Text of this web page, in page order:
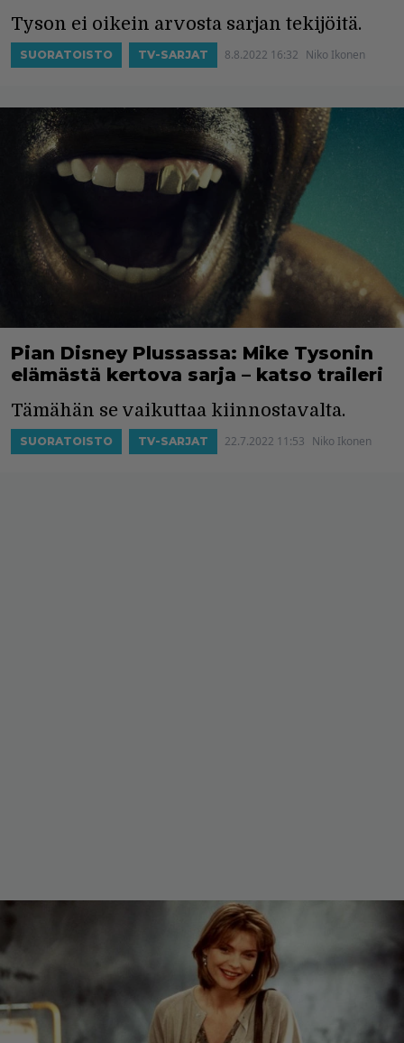
Tyson ei oikein arvosta sarjan tekijöitä.
SUORATOISTO TV-SARJAT 8.8.2022 16:32 Niko Ikonen
Pian Disney Plussassa: Mike Tysonin
elämästä kertova sarja – katso traileri
Tämähän se vaikuttaa kiinnostavalta.
SUORATOISTO TV-SARJAT 22.7.2022 11:53 Niko Ikonen